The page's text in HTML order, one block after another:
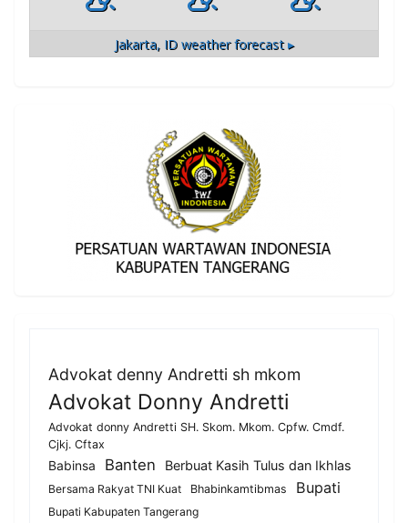
Jakarta, IDweather forecast ▸
Advokat denny Andretti sh mkom
Advokat Donny Andretti
Advokat donny Andretti SH. Skom. Mkom. Cpfw. Cmdf.
Cjkj. Cftax
Babinsa Banten Berbuat Kasih Tulus dan Ikhlas
Bersama Rakyat TNI Kuat Bhabinkamtibmas Bupati
Bupati Kabupaten Tangerang